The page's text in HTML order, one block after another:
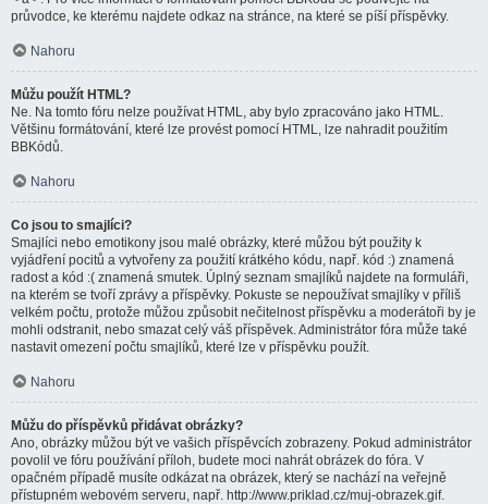
průvodce, ke kterému najdete odkaz na stránce, na které se píší příspěvky.
Nahoru
Můžu použít HTML?
Ne. Na tomto fóru nelze používat HTML, aby bylo zpracováno jako HTML.
Většinu formátování, které lze provést pomocí HTML, lze nahradit použitím
BBKódů.
Nahoru
Co jsou to smajlíci?
Smajlíci nebo emotikony jsou malé obrázky, které můžou být použity k
vyjádření pocitů a vytvořeny za použití krátkého kódu, např. kód :) znamená
radost a kód :( znamená smutek. Úplný seznam smajlíků najdete na formuláři,
na kterém se tvoří zprávy a příspěvky. Pokuste se nepoužívat smajlíky v příliš
velkém počtu, protože můžou způsobit nečitelnost příspěvku a moderátoři by je
mohli odstranit, nebo smazat celý váš příspěvek. Administrátor fóra může také
nastavit omezení počtu smajlíků, které lze v příspěvku použít.
Nahoru
Můžu do příspěvků přidávat obrázky?
Ano, obrázky můžou být ve vašich příspěvcích zobrazeny. Pokud administrátor
povolil ve fóru používání příloh, budete moci nahrát obrázek do fóra. V
opačném případě musíte odkázat na obrázek, který se nachází na veřejně
přístupném webovém serveru, např. http://www.priklad.cz/muj-obrazek.gif.